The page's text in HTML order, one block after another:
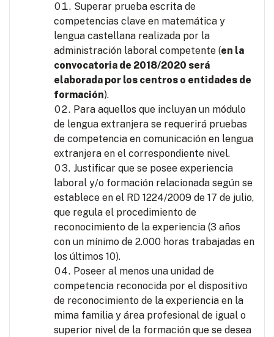
Superar prueba escrita de
competencias clave en matemática y
lengua castellana realizada por la
administración laboral competente (en la
convocatoria de 2018/2020 será
elaborada por los centros o entidades de
formación).
Para aquellos que incluyan un módulo
de lengua extranjera se requerirá pruebas
de competencia en comunicación en lengua
extranjera en el correspondiente nivel.
Justificar que se posee experiencia
laboral y/o formación relacionada según se
establece en el RD 1224/2009 de 17 de julio,
que regula el procedimiento de
reconocimiento de la experiencia (3 años
con un mínimo de 2.000 horas trabajadas en
los últimos 10).
Poseer al menos una unidad de
competencia reconocida por el dispositivo
de reconocimiento de la experiencia en la
mima familia y área profesional de igual o
superior nivel de la formación que se desea